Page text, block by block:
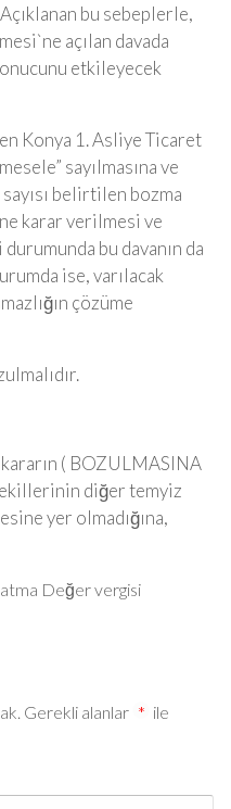
bu sebeplerle,
açılan davada
etkileyecek
Konya 1. Asliye Ticaret
sayılmasına ve
belirtilen bozma
karar verilmesi ve
bu davanın da
ise, varılacak
çözüme
( BOZULMASINA
diğer temyiz
yer olmadığına,
Değer vergisi
Gerekli alanlar * ile